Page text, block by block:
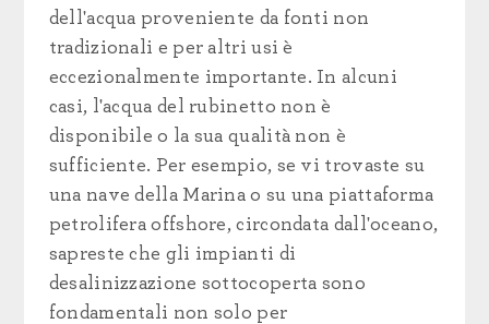
dell'acqua proveniente da fonti non
tradizionali e per altri usi è
eccezionalmente importante. In alcuni
casi, l'acqua del rubinetto non è
disponibile o la sua qualità non è
sufficiente. Per esempio, se vi trovaste su
una nave della Marina o su una piattaforma
petrolifera offshore, circondata dall'oceano,
sapreste che gli impianti di
desalinizzazione sottocoperta sono
fondamentali non solo per